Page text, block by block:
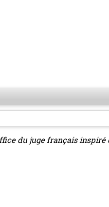
du juge français inspiré